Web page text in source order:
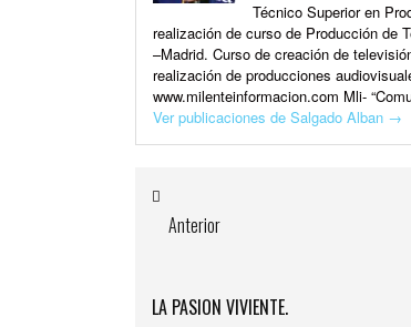
Técnico Superior en
realización de curso de Producción de
–Madrid. Curso de creación de
realización de producciones
www.milenteinformacion.com Mli-
Ver publicaciones de Salgado Alban →
Anterior
LA PASION VIVIENTE.